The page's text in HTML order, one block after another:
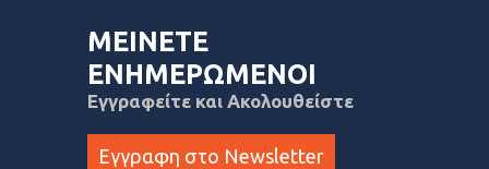
ΜΕΙΝΕΤΕ
ΕΝΗΜΕΡΩΜΕΝΟΙ
Εγγραφείτε και Ακολουθείστε
Εγγραφη στο Newsletter